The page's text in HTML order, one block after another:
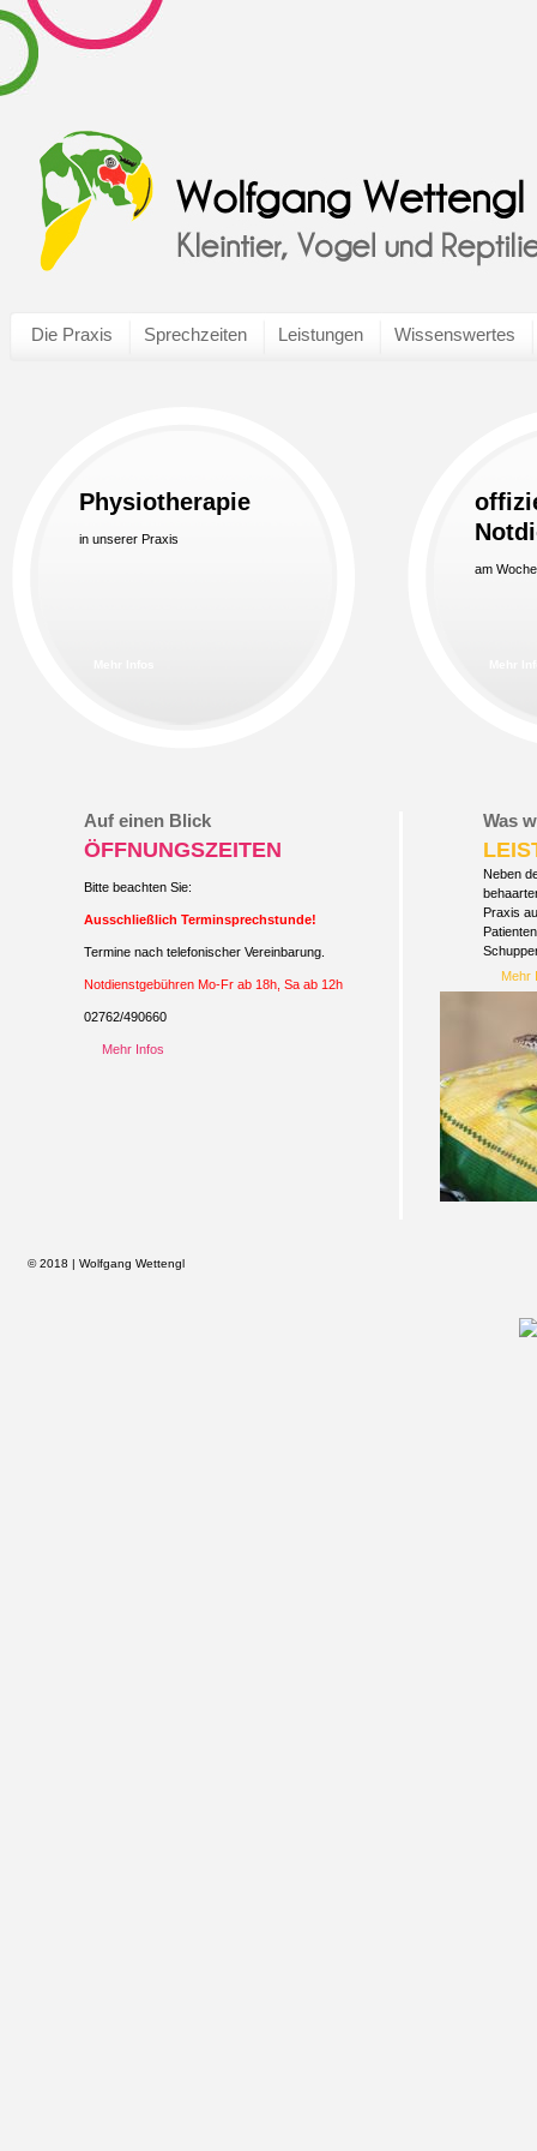
Die Praxis Sprechzeiten Leistungen Wissenswertes
Physiotherapie
in unserer Praxis
am
Auf einen Blick
ÖFFNUNGSZEITEN
Bitte beachten Sie:
Ausschließlich Terminsprechstunde!
Termine nach telefonischer Vereinbarung.
Notdienstgebühren Mo-Fr ab 18h, Sa ab 12h
02762/490660
Mehr Infos
Was
Neben
Praxis
Mehr
© 2018 | Wolfgang Wettengl